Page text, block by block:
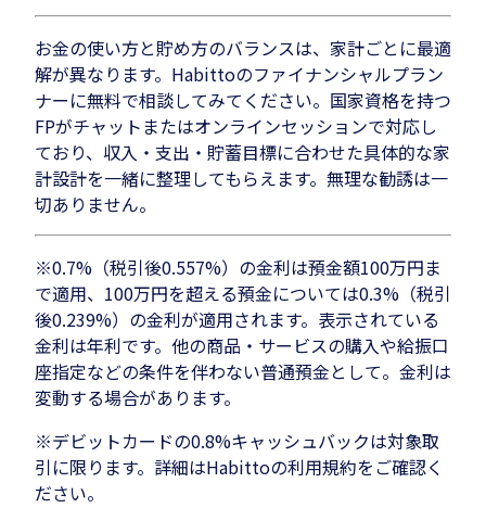
お金の使い方と貯め方のバランスは、家計ごとに最適
解が異なります。Habittoのファイナンシャルプラン
ナーに無料で相談してみてください。国家資格を持つ
FPがチャットまたはオンラインセッションで対応し
ており、収入・支出・貯蓄目標に合わせた具体的な家
計設計を一緒に整理してもらえます。無理な勧誘は一
切ありません。
※0.7%（税引後0.557%）の金利は預金額100万円ま
で適用、100万円を超える預金については0.3%（税引
後0.239%）の金利が適用されます。表示されている
金利は年利です。他の商品・サービスの購入や給振口
座指定などの条件を伴わない普通預金として。金利は
変動する場合があります。
※デビットカードの0.8%キャッシュバックは対象取
引に限ります。詳細はHabittoの利用規約をご確認く
ださい。